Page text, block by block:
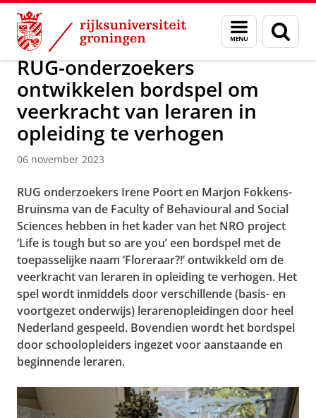
Skip
Content
Skip
Navigation
Menu
en
zoeken
Over ons Actueel Nieuws Nieuwsberichten
RUG-onderzoekers
ontwikkelen bordspel om
veerkracht van leraren in
opleiding te verhogen
06 november 2023
RUG onderzoekers Irene Poort en Marjon Fokkens-
Bruinsma van de Faculty of Behavioural and Social
Sciences hebben in het kader van het NRO project
‘Life is tough but so are you’ een bordspel met de
toepasselijke naam ‘Floreraar?!’ ontwikkeld om de
veerkracht van leraren in opleiding te verhogen. Het
spel wordt inmiddels door verschillende (basis- en
voortgezet onderwijs) lerarenopleidingen door heel
Nederland gespeeld. Bovendien wordt het bordspel
door schoolopleiders ingezet voor aanstaande en
beginnende leraren.